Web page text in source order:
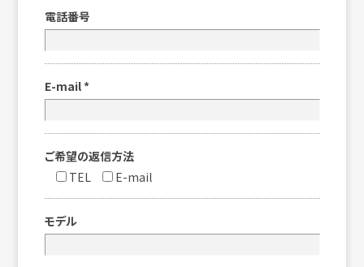
電話番号
E-mail *
ご希望の返信方法
TEL
E-mail
モデル